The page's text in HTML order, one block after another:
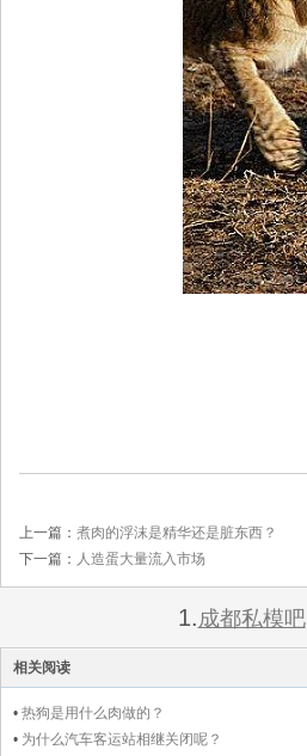
上一篇： 煮肉的浮沫是精华还是脏东西？
下一篇： 人造蛋大量流入市场
1.成都私模吧
相关阅读
• 热狗是用什么肉做的？
• 为什么汽车客运站相继关闭呢？